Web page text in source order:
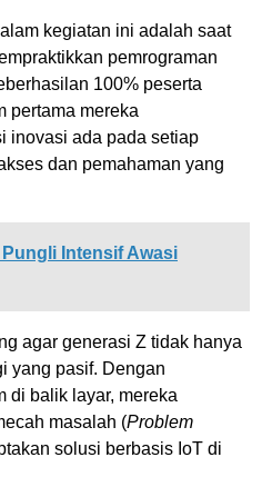
kegiatan ini adalah saat
pemrograman
100% peserta
pertama mereka
inovasi ada pada setiap
dan pemahaman yang
Intensif Awasi
agar generasi Z tidak hanya
yang pasif. Dengan
di balik layar, mereka
masalah (Problem
solusi berbasis IoT di